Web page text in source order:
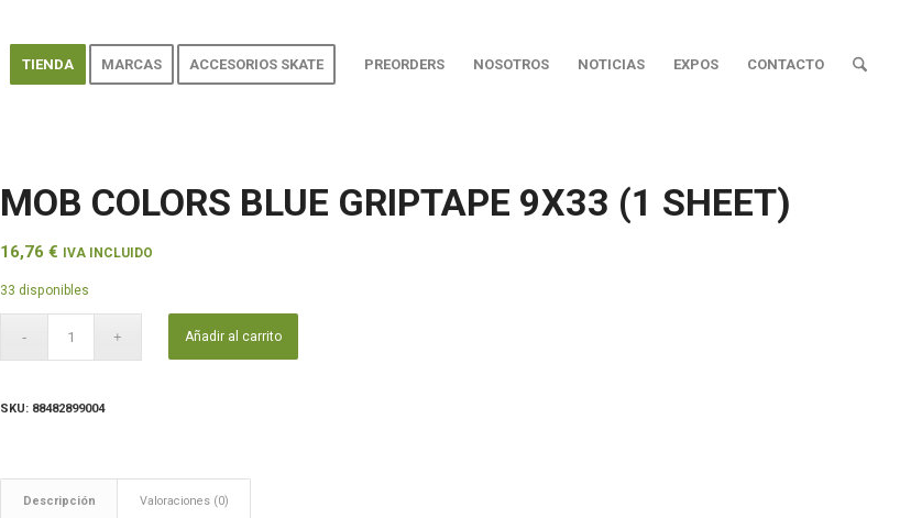
TIENDA MARCAS ACCESORIOS SKATE PREORDERS NOSOTROS NOTICIAS EXPOS CONTACTO
MOB COLORS BLUE GRIPTAPE 9X33 (1 SHEET)
16,76€ IVA INCLUIDO
33 disponibles
Añadir al carrito
SKU: 88482899004
Descripción Valoraciones (0)